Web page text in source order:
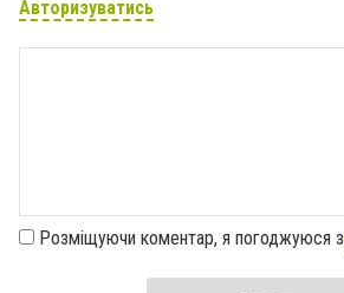
Авторизуватись
Розміщуючи коментар, я погоджуюся з